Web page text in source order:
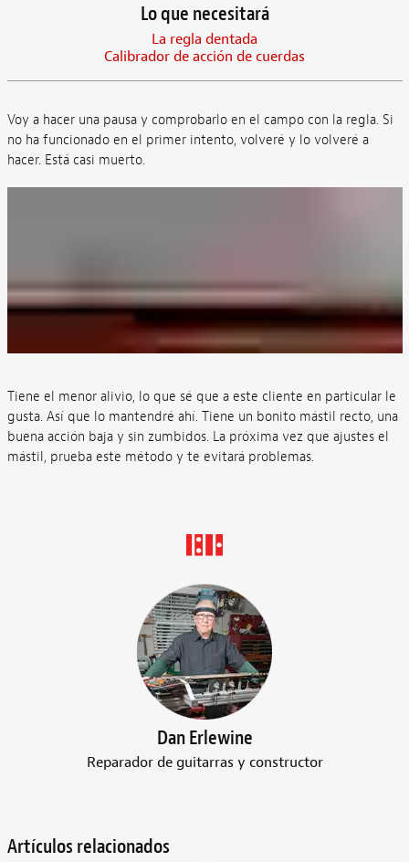
Lo que necesitará
La regla dentada
Calibrador de acción de cuerdas
Voy a hacer una pausa y comprobarlo en el campo con la regla. Si
no ha funcionado en el primer intento, volveré y lo volveré a
hacer. Está casi muerto.
Tiene el menor alivio, lo que sé que a este cliente en particular le
gusta. Así que lo mantendré ahí. Tiene un bonito mástil recto, una
buena acción baja y sin zumbidos. La próxima vez que ajustes el
mástil, prueba este método y te evitará problemas.
Dan Erlewine
Reparador de guitarras y constructor
Artículos relacionados